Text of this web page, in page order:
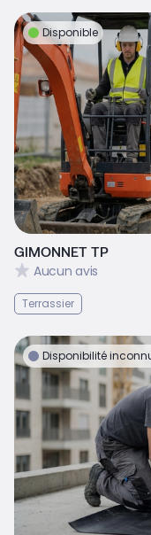
Disponible
GIMONNET TP
Aucun avis
Terrassier
Disponibilité